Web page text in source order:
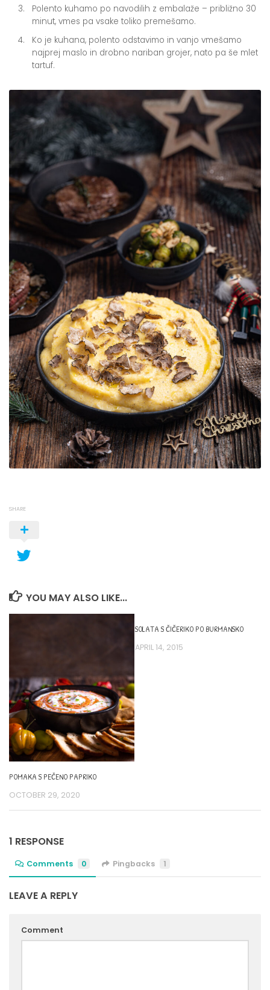
Polento kuhamo po navodilih z embalaže – približno 30
minut, vmes pa vsake toliko premešamo.
Ko je kuhana, polento odstavimo in vanjo vmešamo
najprej maslo in drobno nariban grojer, nato pa še mlet
tartuf.
SHARE
YOU MAY ALSO LIKE...
POMAKA S PEČENO PAPRIKO
OCTOBER 29, 2020
SOLATA S ČIČERIKO PO BURMANSKO
APRIL 14, 2015
1 RESPONSE
Comments 0 Pingbacks 1
LEAVE A REPLY
Comment